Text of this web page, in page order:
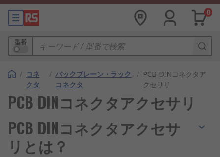
0
型番
/ コネ
クタ
/ バックプレーン・ラック
コネクタ
/ PCB DINコネクタア
クセサリ
PCB DINコネクタアクセサリ
PCB DINコネクタアクセサ
リとは？